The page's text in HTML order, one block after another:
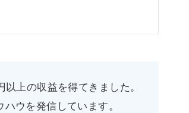
上の収益を得てきました。
ウを発信しています。